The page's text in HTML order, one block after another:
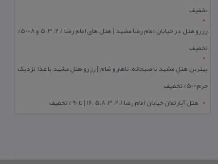
تخفیف
رزرو هتل در خیابان امام رضا مشهد | هتل‌ های امام رضا 1، 2، 3، 5 و 8+50%
تخفیف
بهترین هتل مشهد با صبحانه، ناهار و شام | رزرو هتل مشهد با غذا نزدیک
حرم+50% تخفیف
هتل آپارتمان خیابان امام رضا 1، 2، 3، 5،8 ،16 | تا 90 % تخفیف